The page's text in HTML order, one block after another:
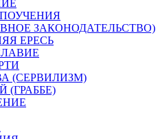
ЗАКОНОДАТЕЛЬСТВО)
ЕРЕСЬ
(СЕРВИЛИЗМ)
(ГРАББЕ)